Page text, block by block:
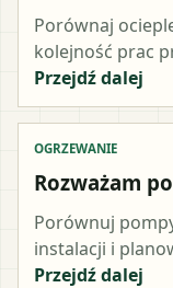
Porównaj
kolejność prac
Przejdź dalej
OGRZEWANIE
Rozważam
Porównuj
instalacji i
Przejdź dalej